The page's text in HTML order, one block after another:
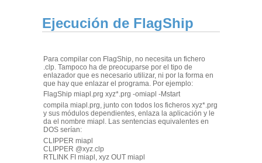
Ejecución de FlagShip
Para compilar con FlagShip, no necesita un fichero
.clp. Tampoco ha de preocuparse por el tipo de
enlazador que es necesario utilizar, ni por la forma en
que hay que enlazar el programa. Por ejemplo:
FlagShip miapl.prg xyz*.prg -omiapl -Mstart
compila miapl.prg, junto con todos los ficheros xyz*.prg
y sus módulos dependientes, enlaza la aplicación y le
da el nombre miapl. Las sentencias equivalentes en
DOS serían:
CLIPPER miapl
CLIPPER @xyz.clp
RTLINK FI miapl, xyz OUT miapl